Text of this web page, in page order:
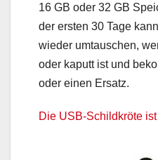
16 GB oder 32 GB
der ersten 30 Tage
wieder umtauschen,
oder kaputt ist und
oder einen Ersatz.
Die USB-Schildkröte